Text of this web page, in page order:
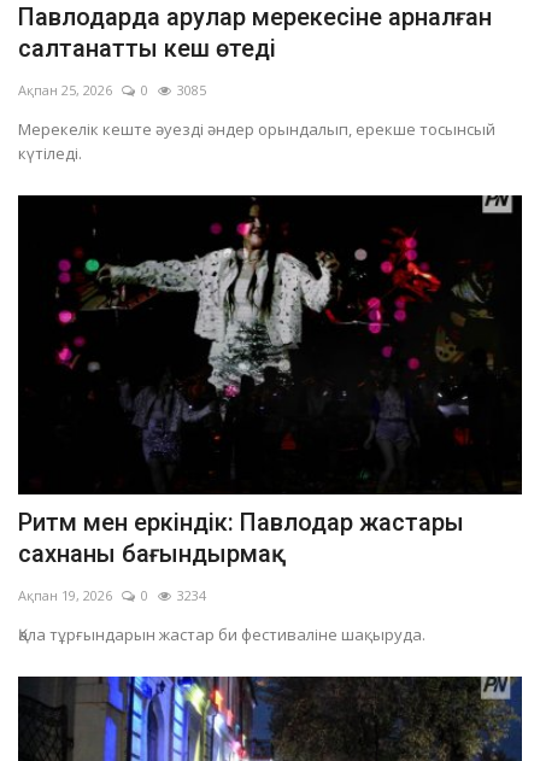
Павлодарда арулар мерекесіне арналған
салтанатты кеш өтеді
Ақпан 25, 2026 0 3085
Мерекелік кеште әуезді әндер орындалып, ерекше тосынсый
күтіледі.
Ритм мен еркіндік: Павлодар жастары
сахнаны бағындырмақ
Ақпан 19, 2026 0 3234
Қала тұрғындарын жастар би фестиваліне шақыруда.